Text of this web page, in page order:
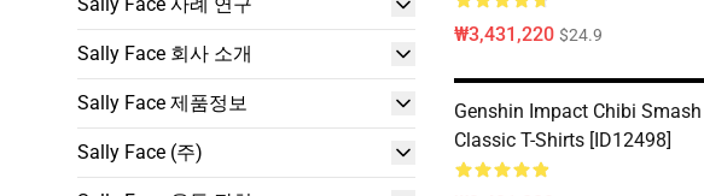
Sally Face 회사 소개
Sally Face 제품정보
Sally Face (주)
₩3,431,220 $24.9
Genshin Impact Chibi Smash
Classic T-Shirts [ID12498]